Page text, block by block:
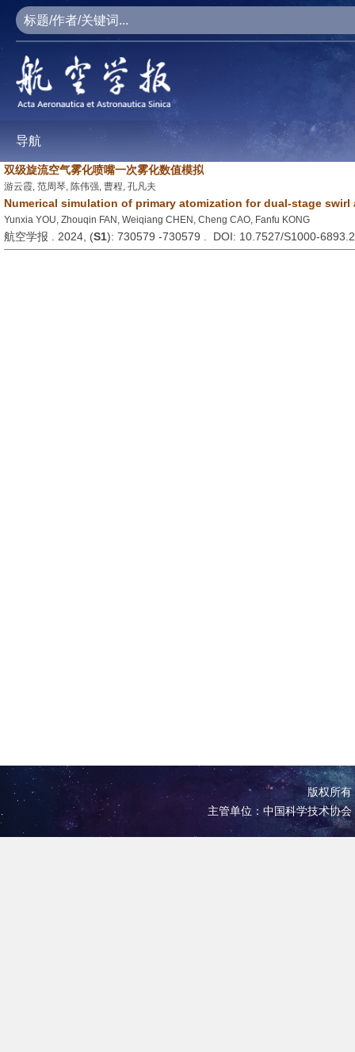
导航
双级旋流空气雾化喷嘴一次雾化数值模拟
游云霞, 范周琴, 陈伟强, 曹程, 孔凡夫
Numerical simulation of primary atomization for dual-stage swirl
Yunxia YOU, Zhouqin FAN, Weiqiang CHEN, Cheng CAO, Fanfu KONG
航空学报 . 2024, (S1): 730579 -730579 . DOI: 10.7527/S1000-
版权所
主管单位：中国科学技术协